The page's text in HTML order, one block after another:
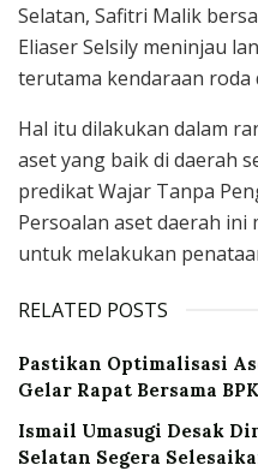
Selatan, Safitri Malik
Eliaser Selsily meninjau
terutama kendaraan roda
Hal itu dilakukan dalam
aset yang baik di daerah
predikat Wajar Tanpa
Persoalan aset daerah ini
untuk melakukan
RELATED POSTS
Pastikan Optimalisasi
Gelar Rapat Bersama
Ismail Umasugi Desak
Selatan Segera